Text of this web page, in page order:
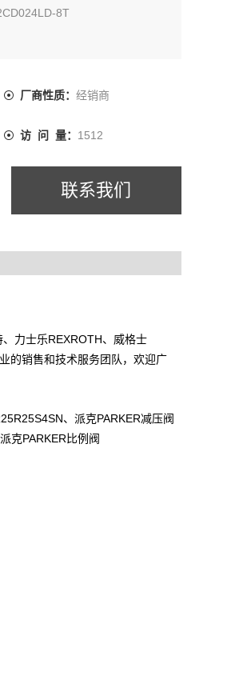
8T
厂商性质： 经销商
访 问 量： 1512
联系我们
、力士乐REXROTH、威格士
的销售和技术服务团队，欢迎广
、派克PARKER减压阀
克PARKER比例阀